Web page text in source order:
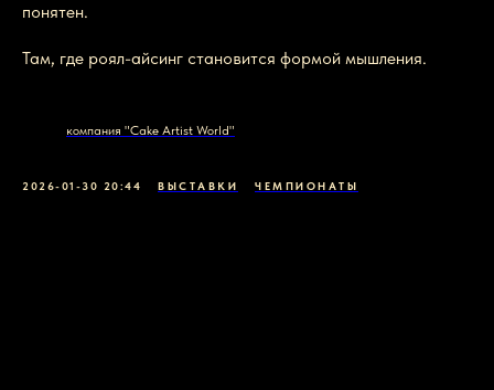
понятен.
Там, где роял-айсинг становится формой мышления.
компания "Cake Artist World"
2026-01-30 20:44 ВЫСТАВКИ ЧЕМПИОНАТЫ